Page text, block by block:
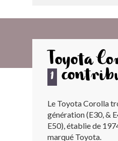
AU HASARD
ARCHIVES
LES
LE BLOG
Toyota
1
Le Toyota Corolla
génération (E30, &
E50), établie de
marqué Toyota.